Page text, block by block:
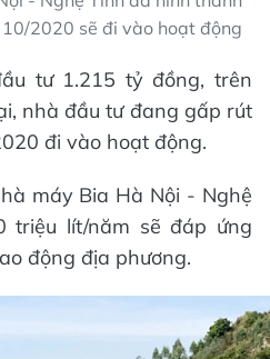
2020 sẽ đi vào hoạt động
tư 1.215 tỷ đồng, trên
nhà đầu tư đang gấp rút
đi vào hoạt động.
máy Bia Hà Nội - Nghệ
triệu lít/năm sẽ đáp ứng
động địa phương.